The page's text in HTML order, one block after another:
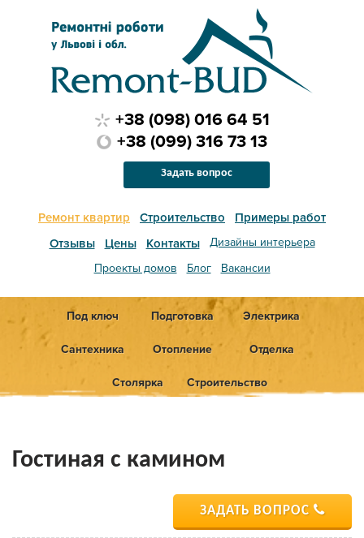
Ремонт квартир Строительство
Примеры работ
Отзывы
Цены Контакты
Дизайны интерьера
Проекты домов
Блог Вакансии
+38 (098) 016 64 51
+38 (099) 316 73 13
Задать вопрос
Под ключ Подготовка Электрика
Сантехника Отопление Отделка
Столярка Строительство
Гостиная с камином
ЗАДАТЬ ВОПРОС